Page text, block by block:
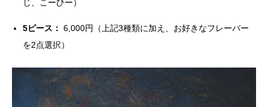
じ、こーひー）
5ピース： 6,000円（上記3種類に加え、お好きなフレーバー
を2点選択）